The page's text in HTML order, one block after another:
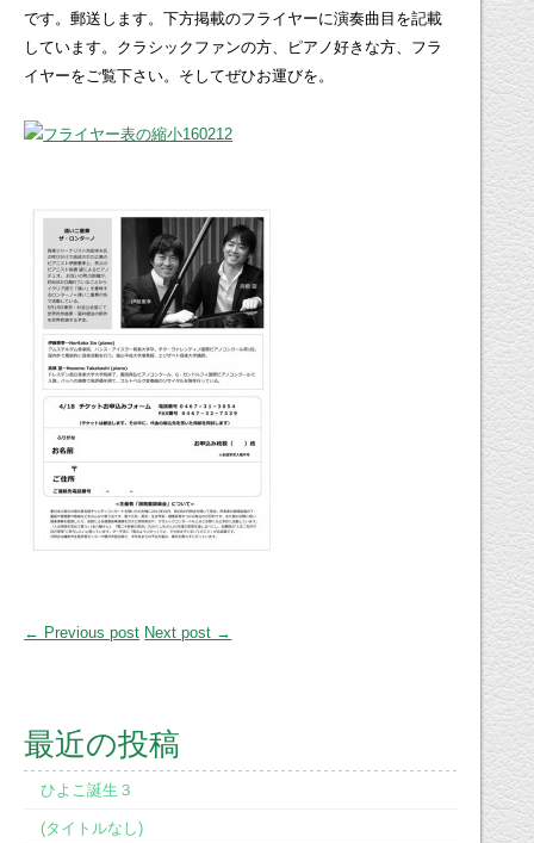
です。郵送します。下方掲載のフライヤーに演奏曲目を記載
しています。クラシックファンの方、ピアノ好きな方、フラ
イヤーをご覧下さい。そしてぜひお運びを。
← Previous post Next post →
最近の投稿
ひよこ誕生３
(タイトルなし)